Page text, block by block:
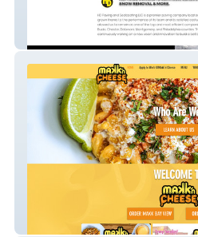
makkncheese